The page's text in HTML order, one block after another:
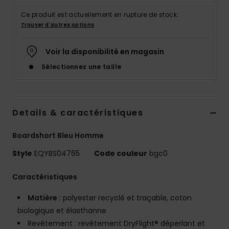
Ce produit est actuellement en rupture de stock.
Trouver d'autres options
Voir la disponibilité en magasin
Sélectionnez une taille
Details & caractéristiques
Boardshort Bleu Homme
Style EQYBS04765 Code couleur bgc0
Caractéristiques
Matière : polyester recyclé et traçable, coton
biologique et élasthanne
Revêtement : revêtement DryFlight® déperlant et